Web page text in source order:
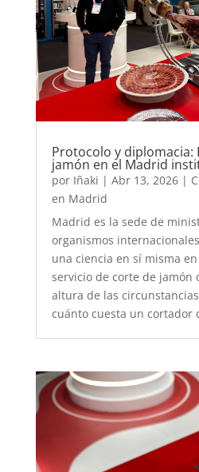
Protocolo y diplomacia:
jamón en el Madrid
por Iñaki | Abr 13, 2026|
en Madrid
Madrid es la sede de
organismos
una ciencia en sí misma
servicio de corte de jamón
altura de las
cuánto cuesta un cortador